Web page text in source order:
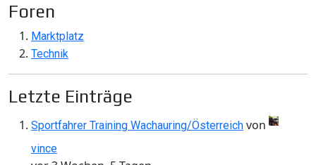
Foren
Marktplatz
Technik
Letzte Einträge
Sportfahrer Training Wachauring/Österreich von
vince